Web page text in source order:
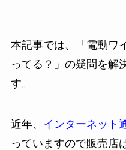
本記事では、「電動ワ
ってる？」の疑問を解
す。
近年、 インターネット
っていますので販売店